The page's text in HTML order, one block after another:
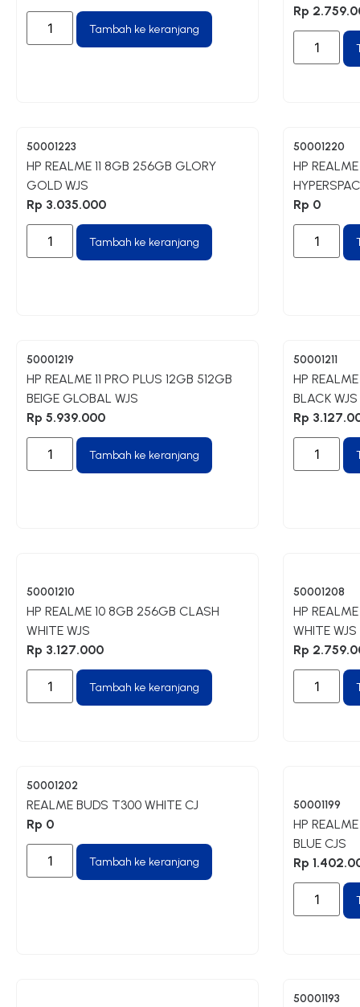
Tambah ke keranjang
Rp
50001223
HP REALME 11 8GB 256GB GLORY
GOLD WJS
Rp 3.035.000
Tambah ke keranjang
50001220
HP
Rp 0
50001219
HP REALME 11 PRO PLUS 12GB 512GB
BEIGE GLOBAL WJS
Rp 5.939.000
Tambah ke keranjang
50001211
HP
BLACK WJS
Rp
50001210
HP REALME 10 8GB 256GB CLASH
WHITE WJS
Rp 3.127.000
Tambah ke keranjang
50001208
HP
WHITE WJS
Rp
50001202
REALME BUDS T300 WHITE CJ
Rp 0
Tambah ke keranjang
50001199
HP
BLUE CJS
Rp
50001193